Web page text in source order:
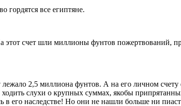
гордятся все египтяне.
счет шли миллионы фунтов пожертвований,
2,5 миллиона фунтов. А на его личном счету
слухи о крупных суммах, якобы
в его наследстве! Но они не нашли больше ни